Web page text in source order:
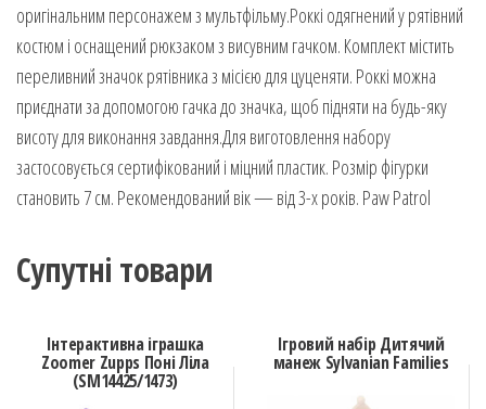
оригінальним персонажем з мультфільму.Роккі одягнений у рятівний
костюм і оснащений рюкзаком з висувним гачком. Комплект містить
переливний значок рятівника з місією для цуценяти. Роккі можна
приєднати за допомогою гачка до значка, щоб підняти на будь-яку
висоту для виконання завдання.Для виготовлення набору
застосовується сертифікований і міцний пластик. Розмір фігурки
становить 7 см. Рекомендований вік — від 3-х років. Paw Patrol
Супутні товари
Інтерактивна іграшка
Zoomer Zupps Поні Ліла
(SM14425/1473)
Ігровий набір Дитячий
манеж Sylvanian Families